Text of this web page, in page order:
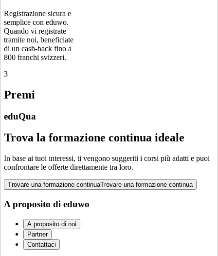
Registrazione sicura e
semplice con eduwo.
Quando vi registrate
tramite noi, beneficiate
di un cash-back fino a
800 franchi svizzeri.
3
Premi
eduQua
Trova la formazione continua ideale
In base ai tuoi interessi, ti vengono suggeriti i corsi più adatti e puoi
confrontare le offerte direttamente tra loro.
Trovare una formazione continuaTrovare una formazione continua
A proposito di eduwo
A proposito di noi
Partner
Contattaci